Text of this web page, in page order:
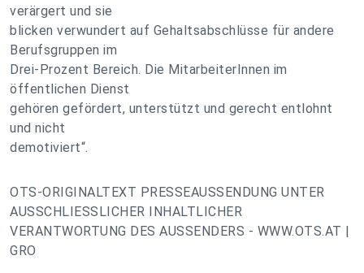
verärgert und sie
blicken verwundert auf Gehaltsabschlüsse für andere
Berufsgruppen im
Drei-Prozent Bereich. Die MitarbeiterInnen im
öffentlichen Dienst
gehören gefördert, unterstützt und gerecht entlohnt
und nicht
demotiviert“.
OTS-ORIGINALTEXT PRESSEAUSSENDUNG UNTER
AUSSCHLIESSLICHER INHALTLICHER
VERANTWORTUNG DES AUSSENDERS - WWW.OTS.AT |
GRO